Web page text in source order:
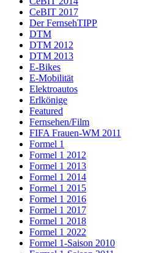
CeBIT 2017
Der FernsehTIPP
DTM
DTM 2012
DTM 2013
E-Bikes
E-Mobilität
Elektroautos
Erlkönige
Featured
Fernsehen/Film
FIFA Frauen-WM 2011
Formel 1
Formel 1 2012
Formel 1 2013
Formel 1 2014
Formel 1 2015
Formel 1 2016
Formel 1 2017
Formel 1 2018
Formel 1 2022
Formel 1-Saison 2010